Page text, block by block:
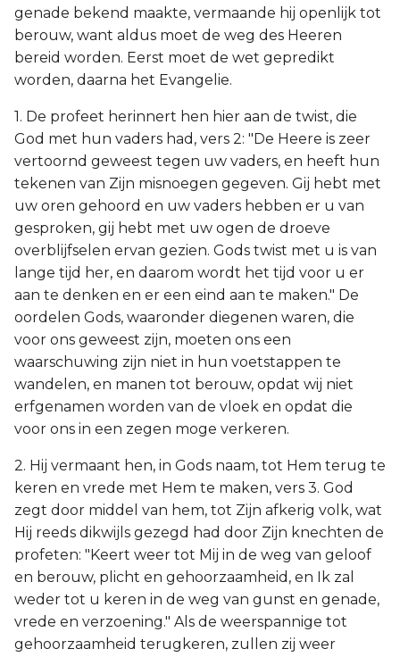
genade bekend maakte, vermaande hij openlijk tot
berouw, want aldus moet de weg des Heeren
bereid worden. Eerst moet de wet gepredikt
worden, daarna het Evangelie.
1. De profeet herinnert hen hier aan de twist, die
God met hun vaders had, vers 2: "De Heere is zeer
vertoornd geweest tegen uw vaders, en heeft hun
tekenen van Zijn misnoegen gegeven. Gij hebt met
uw oren gehoord en uw vaders hebben er u van
gesproken, gij hebt met uw ogen de droeve
overblijfselen ervan gezien. Gods twist met u is van
lange tijd her, en daarom wordt het tijd voor u er
aan te denken en er een eind aan te maken." De
oordelen Gods, waaronder diegenen waren, die
voor ons geweest zijn, moeten ons een
waarschuwing zijn niet in hun voetstappen te
wandelen, en manen tot berouw, opdat wij niet
erfgenamen worden van de vloek en opdat die
voor ons in een zegen moge verkeren.
2. Hij vermaant hen, in Gods naam, tot Hem terug te
keren en vrede met Hem te maken, vers 3. God
zegt door middel van hem, tot Zijn afkerig volk, wat
Hij reeds dikwijls gezegd had door Zijn knechten de
profeten: "Keert weer tot Mij in de weg van geloof
en berouw, plicht en gehoorzaamheid, en Ik zal
weder tot u keren in de weg van gunst en genade,
vrede en verzoening." Als de weerspannige tot
gehoorzaamheid terugkeren, zullen zij weer